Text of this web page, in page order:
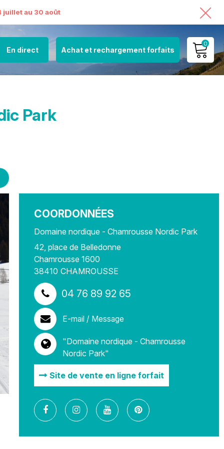
juillet au 30 août
En direct Achat et rechargement forfaits
0
MON COMPTE
Park
COORDONNÉES
Domaine nordique - Chamrousse Nordic Park
42, place de Belledonne
Chamrousse 1600
38410 CHAMROUSSE
04 76 89 92 65
E-mail / Message
"Domaine nordique - Chamrousse
Nordic Park"
Site de vente en ligne forfait